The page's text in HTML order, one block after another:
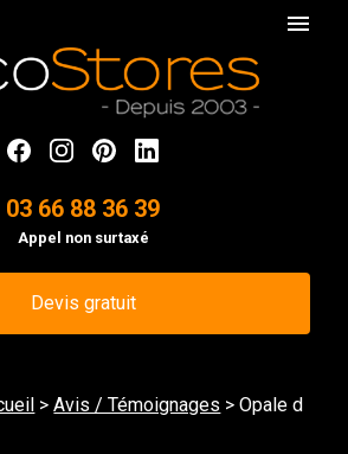
menu
03 66 88 36 39
Appel non surtaxé
Devis gratuit
>Avis / Témoignages >Opale d